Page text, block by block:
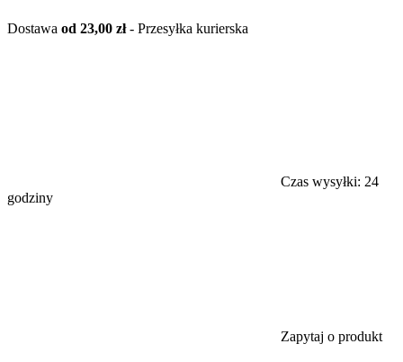
Dostawa od 23,00 zł- Przesyłka kurierska
Czas wysyłki: 24
godziny
Zapytaj o produkt